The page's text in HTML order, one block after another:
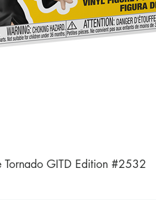
Vista rapida
Tornado GITD Edition #2532